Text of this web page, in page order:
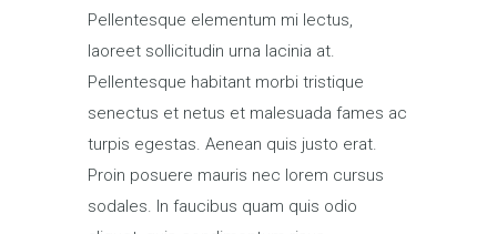
Pellentesque elementum mi lectus,
laoreet sollicitudin urna lacinia at.
Pellentesque habitant morbi tristique
senectus et netus et malesuada fames ac
turpis egestas. Aenean quis justo erat.
Proin posuere mauris nec lorem cursus
sodales. In faucibus quam quis odio